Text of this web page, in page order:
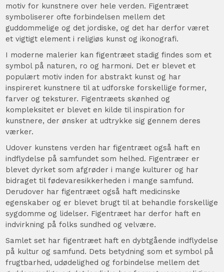
motiv for kunstnere over hele verden. Figentræet
symboliserer ofte forbindelsen mellem det
guddommelige og det jordiske, og det har derfor været
et vigtigt element i religiøs kunst og ikonografi.
I moderne malerier kan figentræet stadig findes som et
symbol på naturen, ro og harmoni. Det er blevet et
populært motiv inden for abstrakt kunst og har
inspireret kunstnere til at udforske forskellige former,
farver og teksturer. Figentræets skønhed og
kompleksitet er blevet en kilde til inspiration for
kunstnere, der ønsker at udtrykke sig gennem deres
værker.
Udover kunstens verden har figentræet også haft en
indflydelse på samfundet som helhed. Figentræer er
blevet dyrket som afgrøder i mange kulturer og har
bidraget til fødevaresikkerheden i mange samfund.
Derudover har figentræet også haft medicinske
egenskaber og er blevet brugt til at behandle forskellige
sygdomme og lidelser. Figentræet har derfor haft en
indvirkning på folks sundhed og velvære.
Samlet set har figentræet haft en dybtgående indflydelse
på kultur og samfund. Dets betydning som et symbol på
frugtbarhed, udødelighed og forbindelse mellem det